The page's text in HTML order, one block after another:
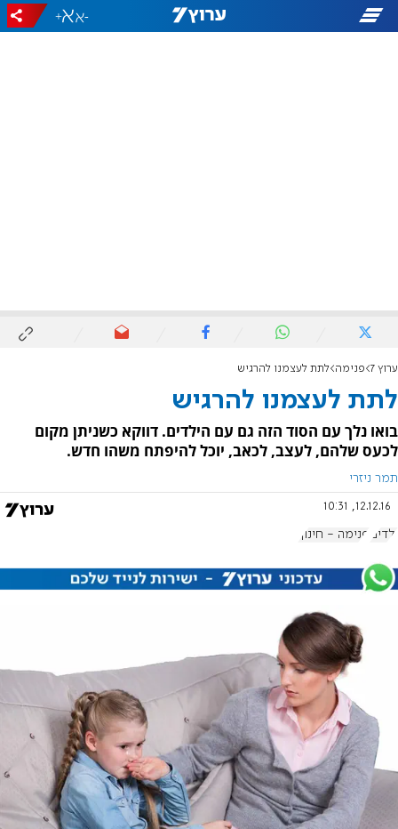
-
+
ערוץ 7 פנימה לתת לעצמנו להרגיש
לתת לעצמנו להרגיש
בואו נלך עם הסוד הזה גם עם הילדים. דווקא כשניתן מקום
לכעס שלהם, לעצב, לכאב, יוכל להיפתח משהו חדש.
תמר ניזרי
12.12.16, 10:31
ילדים פנימה - חינוך